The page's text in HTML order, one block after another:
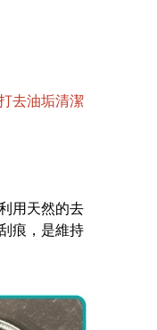
去油垢清潔
用天然的去
痕，是維持